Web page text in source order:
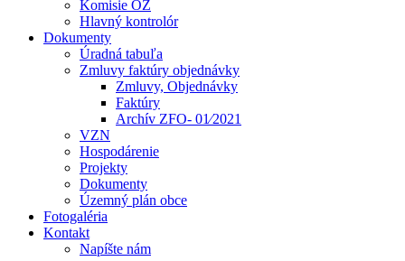
Komisie OZ
Hlavný kontrolór
Dokumenty
Úradná tabuľa
Zmluvy faktúry objednávky
Zmluvy, Objednávky
Faktúry
Archív ZFO- 01⁄2021
VZN
Hospodárenie
Projekty
Dokumenty
Územný plán obce
Fotogaléria
Kontakt
Napíšte nám